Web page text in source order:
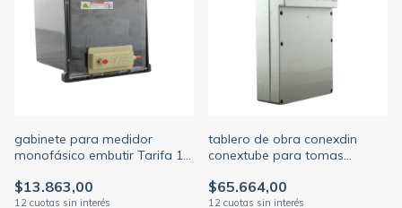
gabinete para medidor
monofásico embutir Tarifa 1
$13.863,00
tablero de obra conexdin
conextube para tomas
440x270x112
$65.664,00